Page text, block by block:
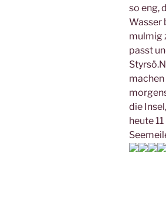
so eng,
Wasser
mulmig
passt
die
heute